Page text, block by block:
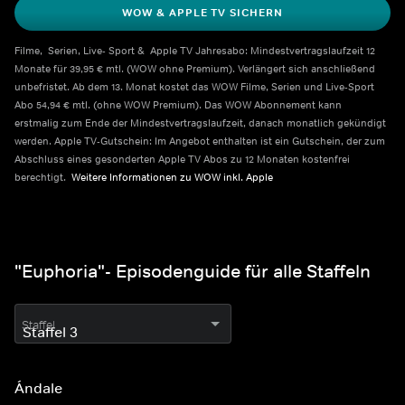
WOW & APPLE TV SICHERN
Filme,  Serien, Live- Sport &  Apple TV Jahresabo: Mindestvertragslaufzeit 12
Monate für 39,95 € mtl. (WOW ohne Premium). Verlängert sich anschließend
unbefristet. Ab dem 13. Monat kostet das WOW Filme, Serien und Live-Sport
Abo 54,94 € mtl. (ohne WOW Premium). Das WOW Abonnement kann
erstmalig zum Ende der Mindestvertragslaufzeit, danach monatlich gekündigt
werden. Apple TV-Gutschein: Im Angebot enthalten ist ein Gutschein, der zum
Abschluss eines gesonderten Apple TV Abos zu 12 Monaten kostenfrei
berechtigt. Weitere Informationen zu WOW inkl. Apple
"Euphoria"- Episodenguide für alle Staffeln
Staffel
Ándale